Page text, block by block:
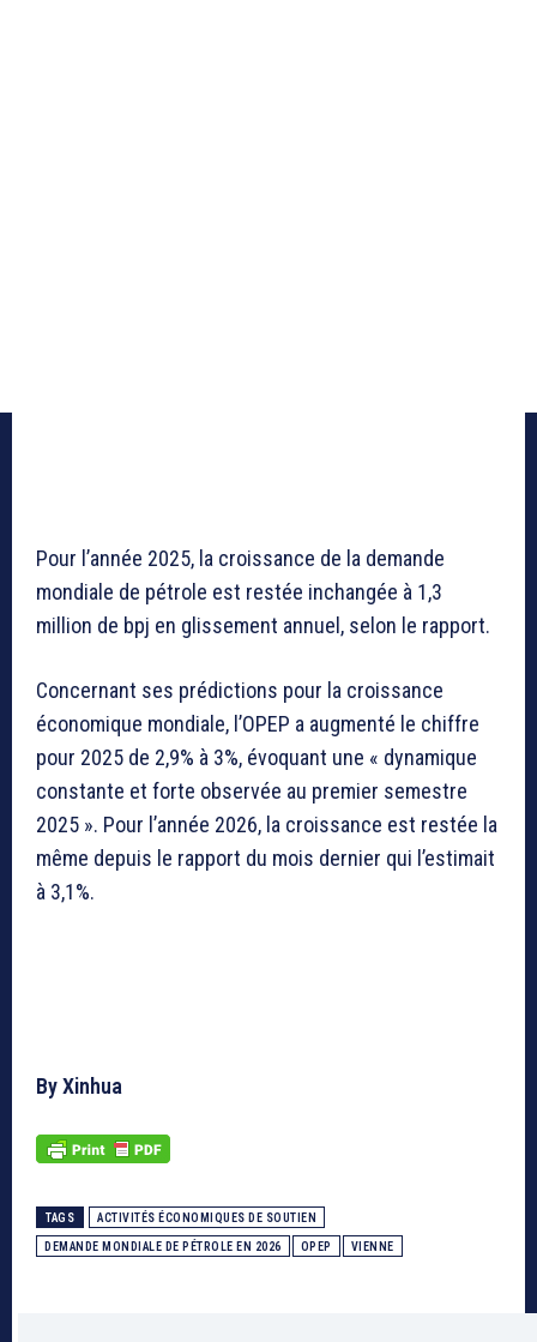
Pour l’année 2025, la croissance de la demande
mondiale de pétrole est restée inchangée à 1,3
million de bpj en glissement annuel, selon le rapport.
Concernant ses prédictions pour la croissance
économique mondiale, l’OPEP a augmenté le chiffre
pour 2025 de 2,9% à 3%, évoquant une « dynamique
constante et forte observée au premier semestre
2025 ». Pour l’année 2026, la croissance est restée la
même depuis le rapport du mois dernier qui l’estimait
à 3,1%.
By Xinhua
TAGS ACTIVITÉS ÉCONOMIQUES DE SOUTIEN
DEMANDE MONDIALE DE PÉTROLE EN 2026 OPEP VIENNE